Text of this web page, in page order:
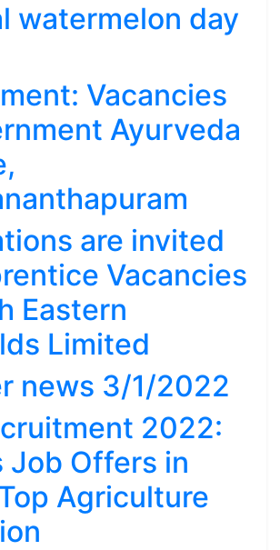
watermelon day
Vacancies
Ayurveda
are invited
Vacancies
Eastern
Limited
news 3/1/2022
2022:
Job Offers in
Agriculture